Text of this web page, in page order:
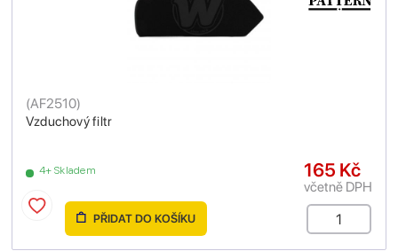
Vzduchový filtr
(AF2510)
4+ Skladem 165 Kč
včetně DPH
PŘIDAT DO KOŠÍKU